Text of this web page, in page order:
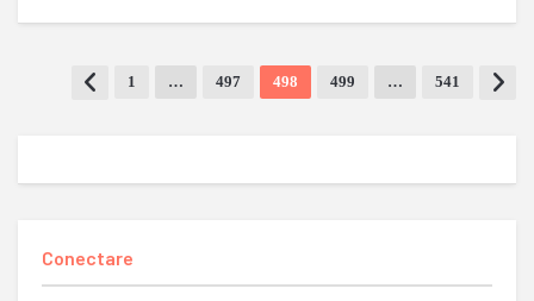
1 … 497 498 499 … 541
Conectare